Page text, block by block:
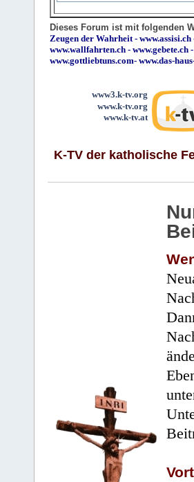
Dieses Forum ist mit folgenden
Zeugen der Wahrheit - www.assisi.ch
www.wallfahrten.ch - www.gebete.ch -
www.gottliebtuns.com- www.das-
www3.k-tv.org
www.k-tv.org
www.k-tv.at
K-TV der katholische